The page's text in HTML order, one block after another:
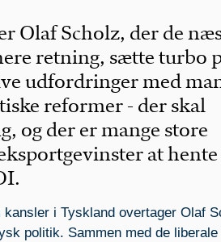
Olaf Scholz, der de
retning, sætte turbo
udfordringer med
reformer - der skal
og der er mange store
at
i Tyskland overtager Olaf
politik. Sammen med de liberale